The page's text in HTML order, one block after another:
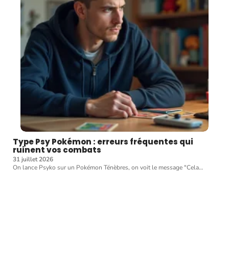
Type Psy Pokémon : erreurs fréquentes qui
ruinent vos combats
31 juillet 2026
On lance Psyko sur un Pokémon Ténèbres, on voit le message "Cela…